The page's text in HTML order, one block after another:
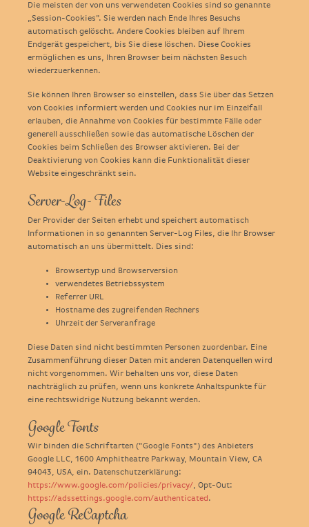
Die meisten der von uns verwendeten Cookies sind so genannte
„Session-Cookies". Sie werden nach Ende Ihres Besuchs
automatisch gelöscht. Andere Cookies bleiben auf Ihrem
Endgerät gespeichert, bis Sie diese löschen. Diese Cookies
ermöglichen es uns, Ihren Browser beim nächsten Besuch
wiederzuerkennen.
Sie können Ihren Browser so einstellen, dass Sie über das Setzen
von Cookies informiert werden und Cookies nur im Einzelfall
erlauben, die Annahme von Cookies für bestimmte Fälle oder
generell ausschließen sowie das automatische Löschen der
Cookies beim Schließen des Browser aktivieren. Bei der
Deaktivierung von Cookies kann die Funktionalität dieser
Website eingeschränkt sein.
Server-Log- Files
Der Provider der Seiten erhebt und speichert automatisch
Informationen in so genannten Server-Log Files, die Ihr Browser
automatisch an uns übermittelt. Dies sind:
Browsertyp und Browserversion
verwendetes Betriebssystem
Referrer URL
Hostname des zugreifenden Rechners
Uhrzeit der Serveranfrage
Diese Daten sind nicht bestimmten Personen zuordenbar. Eine
Zusammenführung dieser Daten mit anderen Datenquellen wird
nicht vorgenommen. Wir behalten uns vor, diese Daten
nachträglich zu prüfen, wenn uns konkrete Anhaltspunkte für
eine rechtswidrige Nutzung bekannt werden.
Google Fonts
Wir binden die Schriftarten ("Google Fonts") des Anbieters
Google LLC, 1600 Amphitheatre Parkway, Mountain View, CA
94043, USA, ein. Datenschutzerklärung:
https://www.google.com/policies/privacy/, Opt-Out:
https://adssettings.google.com/authenticated .
Google ReCaptcha